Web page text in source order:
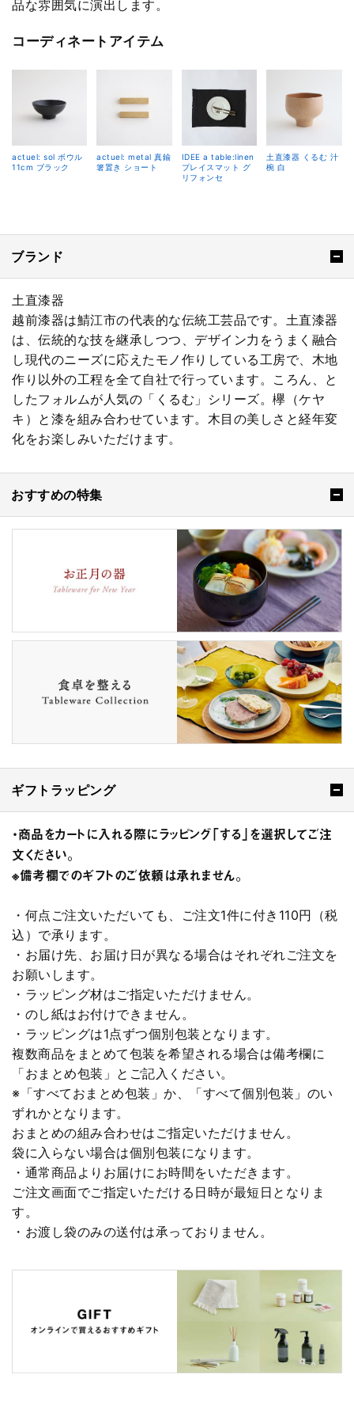
品な雰囲気に演出します。
コーディネートアイテム
actuel: sol ボウル
11cm ブラック
actuel: metal 真鍮
箸置き ショート
IDEE a table:linen
プレイスマット グ
リフォンセ
土直漆器 くるむ 汁
椀 白
ブランド
土直漆器
越前漆器は鯖江市の代表的な伝統工芸品です。土直漆器
は、伝統的な技を継承しつつ、デザイン力をうまく融合
し現代のニーズに応えたモノ作りしている工房で、木地
作り以外の工程を全て自社で行っています。ころん、と
したフォルムが人気の「くるむ」シリーズ。欅（ケヤ
キ）と漆を組み合わせています。木目の美しさと経年変
化をお楽しみいただけます。
おすすめの特集
ギフトラッピング
・商品をカートに入れる際にラッピング「する」を選択してご注
文ください。
※備考欄でのギフトのご依頼は承れません。
・何点ご注文いただいても、ご注文1件に付き110円（税
込）で承ります。
・お届け先、お届け日が異なる場合はそれぞれご注文を
お願いします。
・ラッピング材はご指定いただけません。
・のし紙はお付けできません。
・ラッピングは1点ずつ個別包装となります。
複数商品をまとめて包装を希望される場合は備考欄に
「おまとめ包装」とご記入ください。
※「すべておまとめ包装」か、「すべて個別包装」のい
ずれかとなります。
おまとめの組み合わせはご指定いただけません。
袋に入らない場合は個別包装になります。
・通常商品よりお届けにお時間をいただきます。
ご注文画面でご指定いただける日時が最短日となりま
す。
・お渡し袋のみの送付は承っておりません。